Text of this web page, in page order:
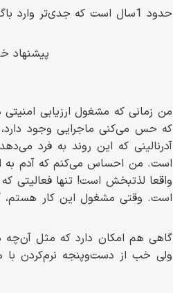
حدود 1سال است که جدی‌تر
پیشنهاد
من زمانی که مشغول ارزیابی
که حس می‌کنی ماجرایی وجود
آدرنالینی که این روند به فرد
است. من احساس می‌کنم که آدم به
واقعا لذتبخش است! تنها فعالیتی
است. وقتی مشغول این کار
گاهی هم امکان دارد که مثل آن‌چه
ولی خب از دست‌وپنجه نرم‌کردن